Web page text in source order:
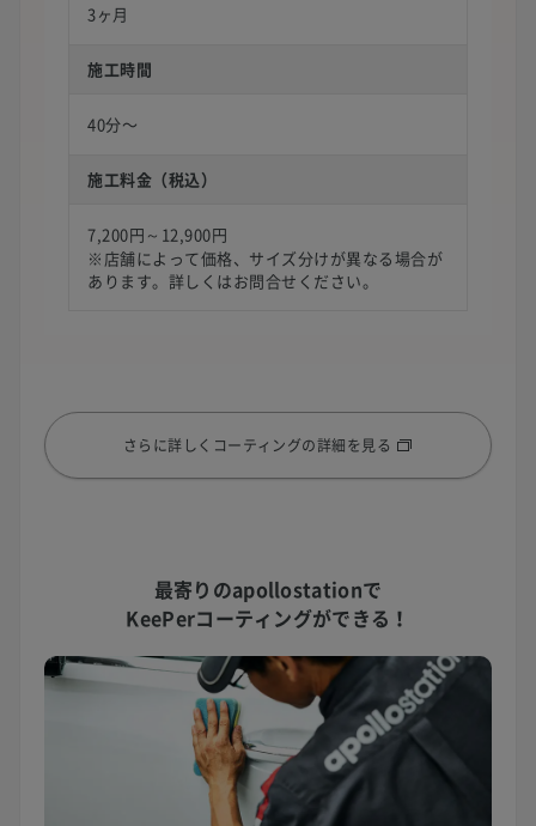
3ヶ月
施工時間
40分〜
施工料金（税込）
7,200円～12,900円
※店舗によって価格、サイズ分けが異なる場合が
あります。詳しくはお問合せください。
さらに詳しくコーティングの詳細を見る
最寄りのapollostationで
KeePerコーティングができる！